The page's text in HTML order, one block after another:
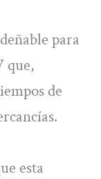
para
que,
de
esta